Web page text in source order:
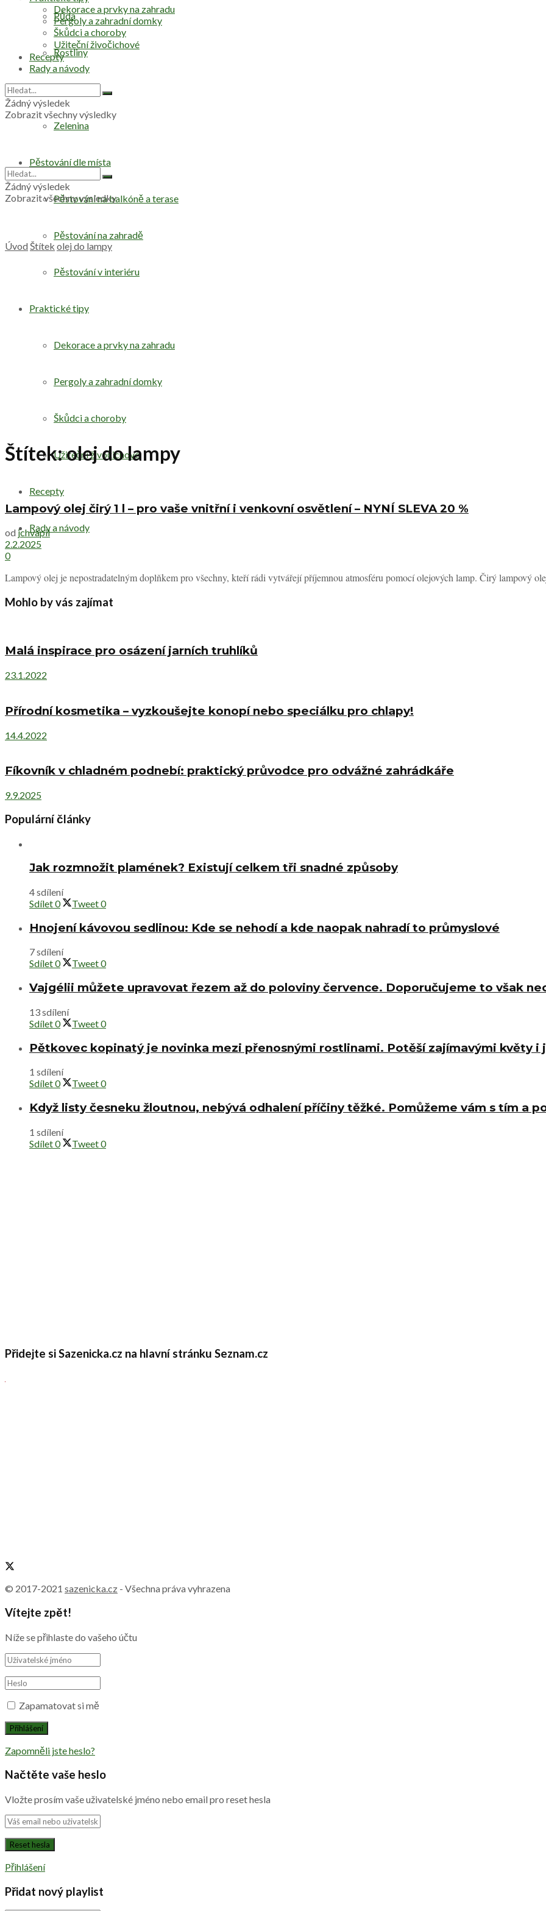
Půda
Rostliny
Zelenina
Pěstování dle místa
Pěstování na balkóně a terase
Pěstování na zahradě
Pěstování v interiéru
Praktické tipy
Dekorace a prvky na zahradu
Pergoly a zahradní domky
Škůdci a choroby
Užiteční živočichové
Recepty
Rady a návody
Dekorace a prvky na zahradu
Pergoly a zahradní domky
Škůdci a choroby
Užiteční živočichové
Recepty
Rady a návody
Žádný výsledek
Zobrazit všechny výsledky
Žádný výsledek
Zobrazit všechny výsledky
Úvod Štítek olej do lampy
Štítek:olej do lampy
Lampový olej čirý 1 l – pro vaše vnitřní i venkovní osvětlení – NYNÍ SLEVA 20 %
od jchvapil
2.2.2025
0
Lampový olej je nepostradatelným doplňkem pro všechny, kteří rádi vytvářejí příjemnou atmosféru pomocí olejových lamp. Čirý lampový
Mohlo by vás zajímat
Malá inspirace pro osázení jarních truhlíků
23.1.2022
Přírodní kosmetika – vyzkoušejte konopí nebo speciálku pro chlapy!
14.4.2022
Fíkovník v chladném podnebí: praktický průvodce pro odvážné zahrádkáře
9.9.2025
Populární články
Jak rozmnožit plamének? Existují celkem tři snadné způsoby
4 sdílení
Sdílet0 Tweet0
Hnojení kávovou sedlinou: Kde se nehodí a kde naopak nahradí to průmyslové
7 sdílení
Sdílet0 Tweet0
Vajgélii můžete upravovat řezem až do poloviny července. Doporučujeme to však
13 sdílení
Sdílet0 Tweet0
Pětkovec kopinatý je novinka mezi přenosnými rostlinami. Potěší zajímavými květy i
1 sdílení
Sdílet0 Tweet0
Když listy česneku žloutnou, nebývá odhalení příčiny těžké. Pomůžeme vám s tím a
1 sdílení
Sdílet0 Tweet0
Přidejte si Sazenicka.cz na hlavní stránku Seznam.cz
© 2017-2021 sazenicka.cz - Všechna práva vyhrazena
Vítejte zpět!
Níže se přihlaste do vašeho účtu
Zapamatovat si mě
Zapomněli jste heslo?
Načtěte vaše heslo
Vložte prosím vaše uživatelské jméno nebo email pro reset hesla
Přihlášení
Přidat nový playlist